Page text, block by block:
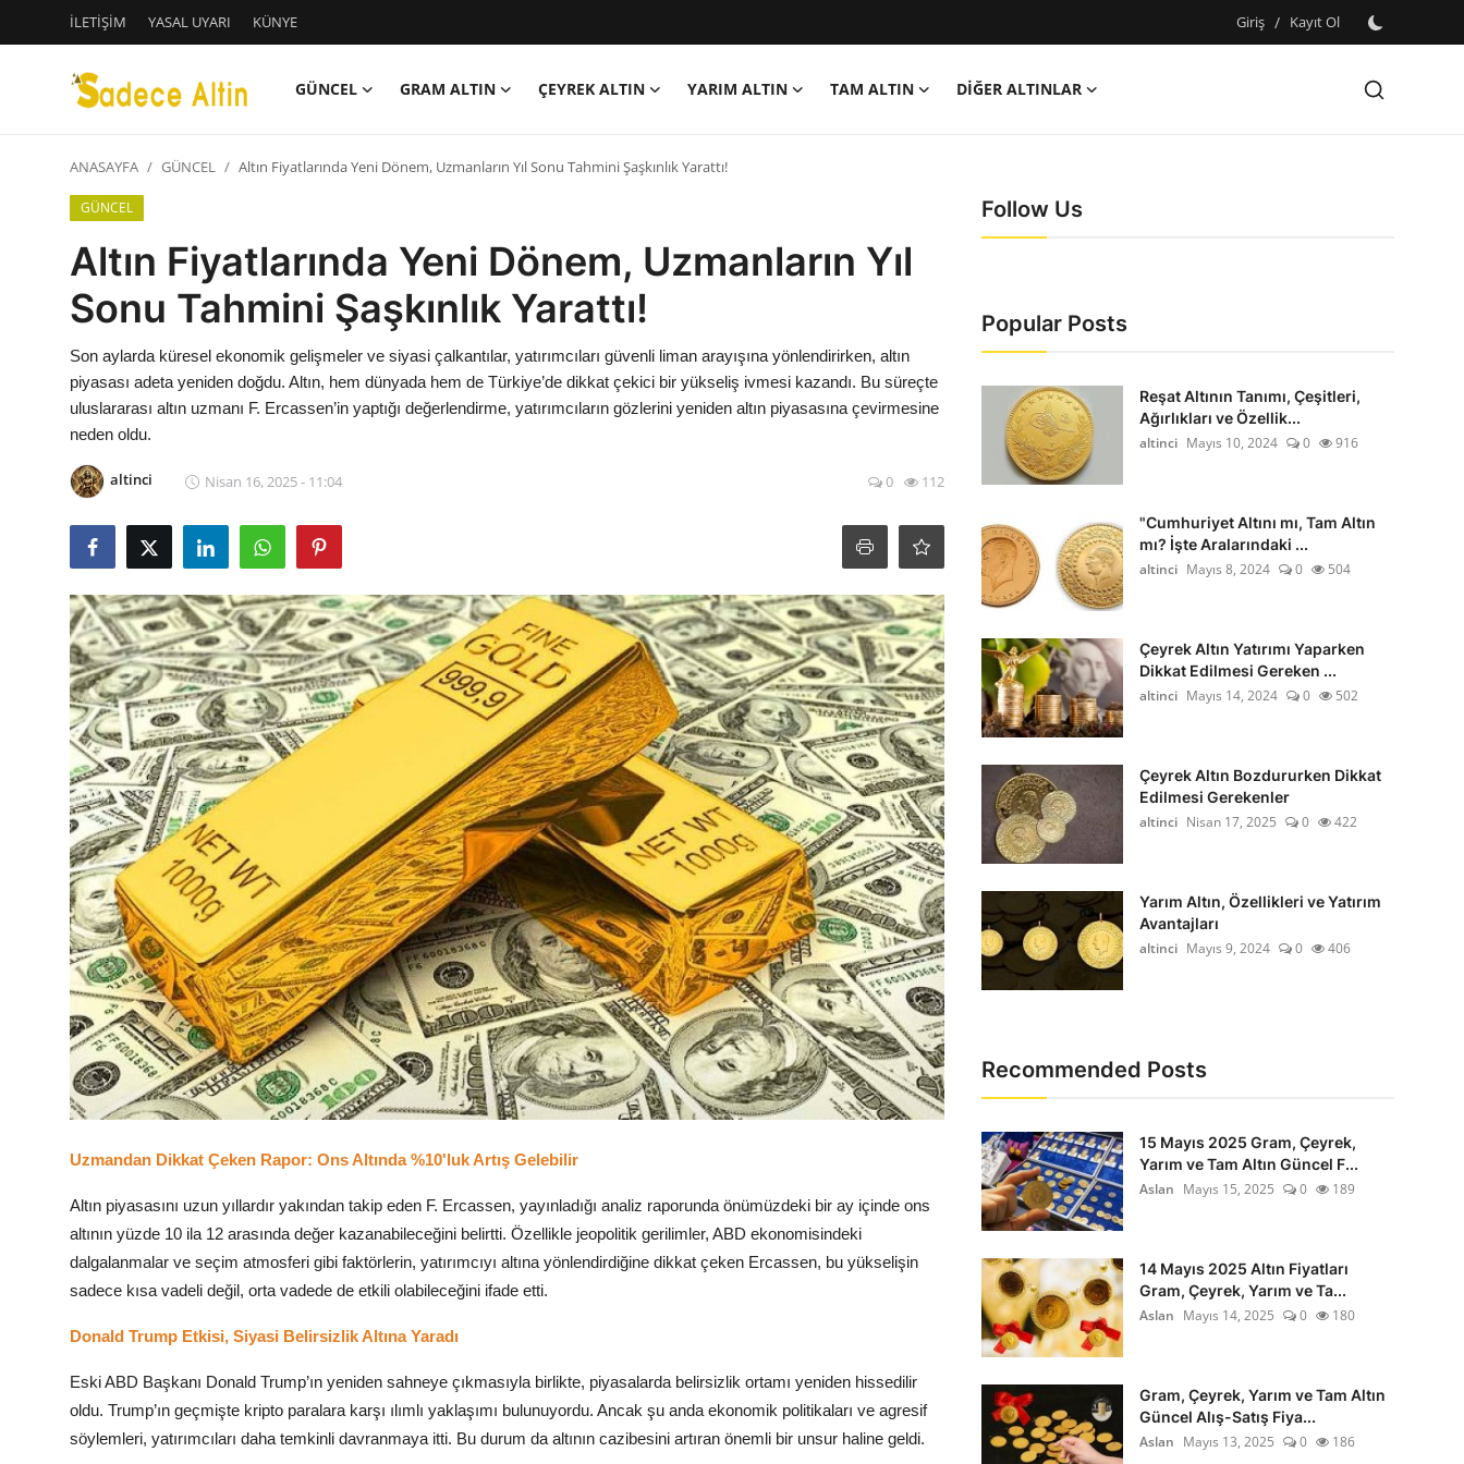
İLETİŞİM YASAL UYARI KÜNYE Giriş / Kayıt Ol
GÜNCEL GRAM ALTIN ÇEYREK ALTIN YARIM ALTIN TAM ALTIN
DİĞER ALTINLAR
YASAL UYARI
KÜNYE
GRAM ALTIN
YARIM ALTIN
TAM ALTIN
DİĞER ALTINLAR
ANASAYFA GÜNCEL Altın Fiyatlarında Yeni Dönem, Uzmanların Yıl Sonu Tahmini Şaşkınlık Yarattı!
GÜNCEL
Altın Fiyatlarında Yeni Dönem, Uzmanların Yıl
Sonu Tahmini Şaşkınlık Yarattı!
Son aylarda küresel ekonomik gelişmeler ve siyasi çalkantılar, yatırımcıları güvenli liman arayışına yönlendirirken, altın
piyasası adeta yeniden doğdu. Altın, hem dünyada hem de Türkiye’de dikkat çekici bir yükseliş ivmesi kazandı. Bu süreçte
uluslararası altın uzmanı F. Ercassen’in yaptığı değerlendirme, yatırımcıların gözlerini yeniden altın piyasasına çevirmesine
neden oldu.
altinci Nisan 16, 2025 - 11:04 0 112
Uzmandan Dikkat Çeken Rapor: Ons Altında %10'luk Artış Gelebilir
Altın piyasasını uzun yıllardır yakından takip eden F. Ercassen, yayınladığı analiz raporunda önümüzdeki bir ay içinde ons
altının yüzde 10 ila 12 arasında değer kazanabileceğini belirtti. Özellikle jeopolitik gerilimler, ABD ekonomisindeki
dalgalanmalar ve seçim atmosferi gibi faktörlerin, yatırımcıyı altına yönlendirdiğine dikkat çeken Ercassen, bu yükselişin
sadece kısa vadeli değil, orta vadede de etkili olabileceğini ifade etti.
Donald Trump Etkisi, Siyasi Belirsizlik Altına Yaradı
Eski ABD Başkanı Donald Trump’ın yeniden sahneye çıkmasıyla birlikte, piyasalarda belirsizlik ortamı yeniden hissedilir
oldu. Trump’ın geçmişte kripto paralara karşı ılımlı yaklaşımı bulunuyordu. Ancak şu anda ekonomik politikaları ve agresif
söylemleri, yatırımcıları daha temkinli davranmaya itti. Bu durum da altının cazibesini artıran önemli bir unsur haline geldi.
Follow Us
Popular Posts
Reşat Altının Tanımı, Çeşitleri,
Ağırlıkları ve Özellik...
altinci Mayıs 10, 2024 0 916
"Cumhuriyet Altını mı, Tam Altın
mı? İşte Aralarındaki ...
altinci Mayıs 8, 2024 0 504
Çeyrek Altın Yatırımı Yaparken
Dikkat Edilmesi Gereken ...
altinci Mayıs 14, 2024 0 502
Çeyrek Altın Bozdururken Dikkat
Edilmesi Gerekenler
altinci Nisan 17, 2025 0 422
Yarım Altın, Özellikleri ve Yatırım
Avantajları
altinci Mayıs 9, 2024 0 406
Recommended Posts
15 Mayıs 2025 Gram, Çeyrek,
Yarım ve Tam Altın Güncel F...
Aslan Mayıs 15, 2025 0 189
14 Mayıs 2025 Altın Fiyatları
Gram, Çeyrek, Yarım ve Ta...
Aslan Mayıs 14, 2025 0 180
Gram, Çeyrek, Yarım ve Tam Altın
Güncel Alış-Satış Fiya...
Aslan Mayıs 13, 2025 0 186